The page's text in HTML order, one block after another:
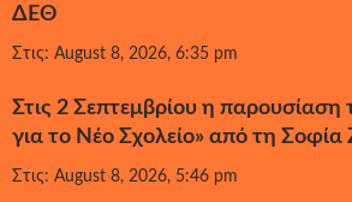
ΔΕΘ
Στις: August 8, 2026, 6:35 pm
Στις 2 Σεπτεμβρίου η
για το Νέο Σχολείο» από τη
Στις: August 8, 2026, 5:46 pm